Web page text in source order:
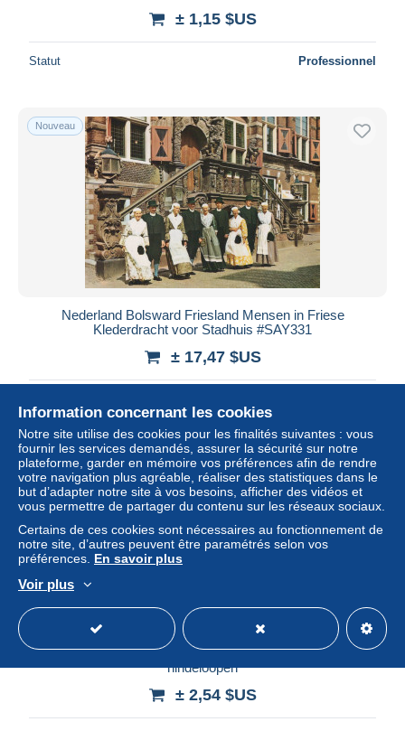
± 1,15 $US
Statut Professionnel
Nouveau
Nederland Bolsward Friesland Mensen in Friese
Klederdracht voor Stadhuis #SAY331
± 17,47 $US
Nouveau
groeten uit de province friesland - stavoren - makkum -
hindeloopen
± 2,54 $US
Information concernant les cookies
Notre site utilise des cookies pour les finalités suivantes : vous
fournir les services demandés, assurer la sécurité sur notre
plateforme, garder en mémoire vos préférences afin de rendre
votre navigation plus agréable, réaliser des statistiques dans le
but d’adapter notre site à vos besoins, afficher des vidéos et
vous permettre de partager du contenu sur les réseaux sociaux.
Certains de ces cookies sont nécessaires au fonctionnement de
notre site, d’autres peuvent être paramétrés selon vos
préférences. En savoir plus
Voir plus